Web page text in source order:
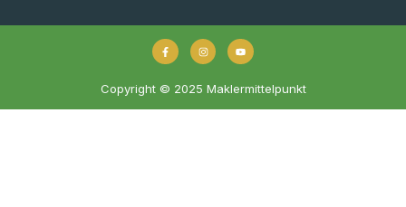
Copyright © 2025 Maklermittelpunkt